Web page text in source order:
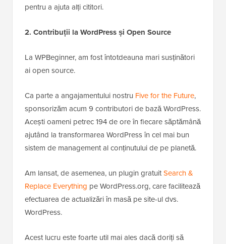
pentru a ajuta alți cititori.
2. Contribuții la WordPress și Open Source
La WPBeginner, am fost întotdeauna mari susținători
ai open source.
Ca parte a angajamentului nostru Five for the Future,
sponsorizăm acum 9 contributori de bază WordPress.
Acești oameni petrec 194 de ore în fiecare săptămână
ajutând la transformarea WordPress în cel mai bun
sistem de management al conținutului de pe planetă.
Am lansat, de asemenea, un plugin gratuitSearch &
Replace Everything pe WordPress.org, care facilitează
efectuarea de actualizări în masă pe site-ul dvs.
WordPress.
Acest lucru este foarte util mai ales dacă doriți să